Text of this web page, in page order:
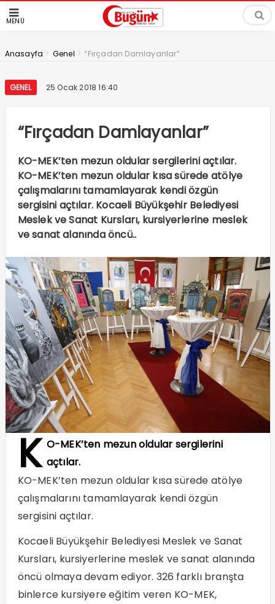
MENÜ
Anasayfa > Genel >“Fırçadan Damlayanlar”
GENEL 25 Ocak 2018 16:40
“Fırçadan Damlayanlar”
KO-MEK’ten mezun oldular sergilerini açtılar.
KO-MEK’ten mezun oldular kısa sürede atölye
çalışmalarını tamamlayarak kendi özgün
sergisini açtılar. Kocaeli Büyükşehir Belediyesi
Meslek ve Sanat Kursları, kursiyerlerine meslek
ve sanat alanında öncü..
K O-MEK’ten mezun oldular sergilerini
açtılar.
KO-MEK’ten mezun oldular kısa sürede atölye
çalışmalarını tamamlayarak kendi özgün
sergisini açtılar.
Kocaeli Büyükşehir Belediyesi Meslek ve Sanat
Kursları, kursiyerlerine meslek ve sanat alanında
öncü olmaya devam ediyor. 326 farklı branşta
binlerce kursiyere eğitim veren KO-MEK,